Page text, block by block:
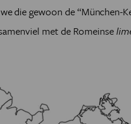
die gewoon de “München-
met de Romeinse